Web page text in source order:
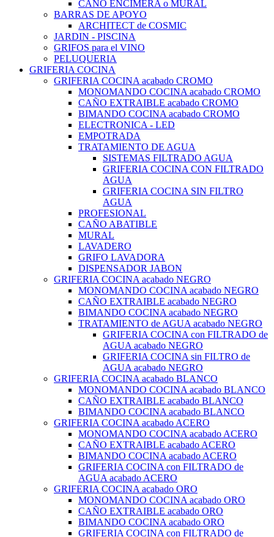
CAÑO ENCIMERA o MURAL
BARRAS DE APOYO
ARCHITECT de COSMIC
JARDIN - PISCINA
GRIFOS para el VINO
PELUQUERIA
GRIFERIA COCINA
GRIFERIA COCINA acabado CROMO
MONOMANDO COCINA acabado CROMO
CAÑO EXTRAIBLE acabado CROMO
BIMANDO COCINA acabado CROMO
ELECTRONICA - LED
EMPOTRADA
TRATAMIENTO DE AGUA
SISTEMAS FILTRADO AGUA
GRIFERIA COCINA CON FILTRADO
AGUA
GRIFERIA COCINA SIN FILTRO
AGUA
PROFESIONAL
CAÑO ABATIBLE
MURAL
LAVADERO
GRIFO LAVADORA
DISPENSADOR JABON
GRIFERIA COCINA acabado NEGRO
MONOMANDO COCINA acabado NEGRO
CAÑO EXTRAIBLE acabado NEGRO
BIMANDO COCINA acabado NEGRO
TRATAMIENTO de AGUA acabado NEGRO
GRIFERIA COCINA con FILTRADO de
AGUA acabado NEGRO
GRIFERIA COCINA sin FILTRO de
AGUA acabado NEGRO
GRIFERIA COCINA acabado BLANCO
MONOMANDO COCINA acabado BLANCO
CAÑO EXTRAIBLE acabado BLANCO
BIMANDO COCINA acabado BLANCO
GRIFERIA COCINA acabado ACERO
MONOMANDO COCINA acabado ACERO
CAÑO EXTRAIBLE acabado ACERO
BIMANDO COCINA acabado ACERO
GRIFERIA COCINA con FILTRADO de
AGUA acabado ACERO
GRIFERIA COCINA acabado ORO
MONOMANDO COCINA acabado ORO
CAÑO EXTRAIBLE acabado ORO
BIMANDO COCINA acabado ORO
GRIFERIA COCINA con FILTRADO de